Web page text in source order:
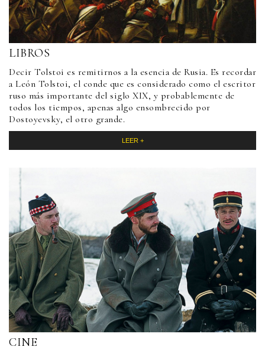
LIBROS
Decir Tolstoi es remitirnos a la esencia de Rusia. Es recordar
a León Tolstoi, el conde que es considerado como el escritor
ruso más importante del siglo XIX, y probablemente de
todos los tiempos, apenas algo ensombrecido por
Dostoyevsky, el otro grande.
LEER +
CINE